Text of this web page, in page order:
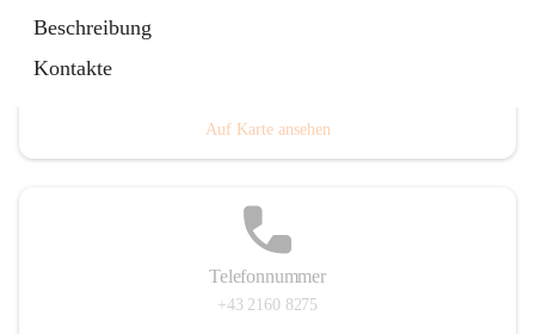
Beschreibung
Kontakte
Auf Karte ansehen
Telefonnummer
+43 2160 8275